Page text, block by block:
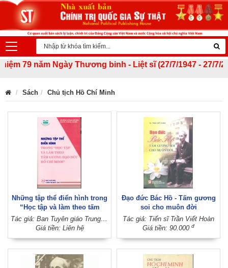
79 năm Ngày Thương binh - Liệt sĩ (27/7/1947 - 27/7/
Sách Chủ tịch Hồ Chí Minh
Những tập thể điển hình trong
“Học tập và làm theo tấm
gương đạo đức Hồ Chí Minh”Tác giả: Ban Tuyên giáo Trung ương
Giá tiền: Liên hệ
Đạo đức Bác Hồ - Tấm gương
soi cho muôn đời
Tác giả: Tiến sĩ Trần Viết Hoàn
Giá tiền: 90.000 đ